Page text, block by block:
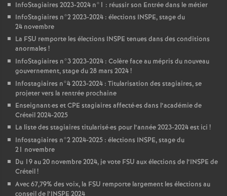
InfoStagiaires 2023-2024 n°1 : réussir son Entrée dans le métier
InfoStagiaires n°2 2023-2024 : élections INSPE, stage du
24 novembre
La FSU remporte les élections INSPE tenues dans des conditions
anormales !
InfoStagiaires n°3 2023-2024 : Colère face au mépris du nouveau
gouvernement, stage du 28 mars 2024!
Infostagiaires n°4 2023-2024 : Titularisation des stagiaires, se
projeter vers la rentrée prochaine
Enseignant·es etCPE stagiaires affecté·es dans l’académie de
Créteil 2024-2025
La liste des stagiaires titularisé·es pour l’année 2023-2024 est ici !
Infostagiaires n°2 2024-2025 : élections INSPE, stage du
21 novembre
Du 19 au 20 novembre 2024, je vote FSU aux élections de l’INSPE de
Créteil!
Avec 67,79% des voix, la FSU remporte largement les élections au